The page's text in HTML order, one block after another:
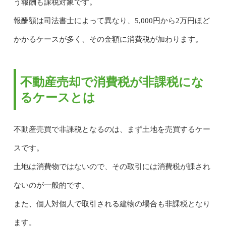
う報酬も課税対象です。
報酬額は司法書士によって異なり、5,000円から2万円ほど
かかるケースが多く、その金額に消費税が加わります。
不動産売却で消費税が非課税にな
るケースとは
不動産売買で非課税となるのは、まず土地を売買するケー
スです。
土地は消費物ではないので、その取引には消費税が課され
ないのが一般的です。
また、個人対個人で取引される建物の場合も非課税となり
ます。